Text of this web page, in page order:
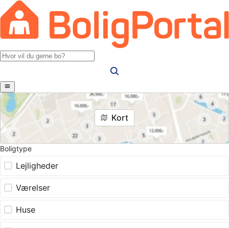
Kort
Boligtype
Lejligheder
Værelser
Huse